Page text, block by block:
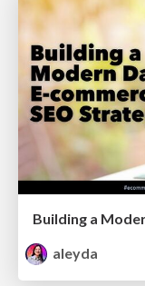
aleyda